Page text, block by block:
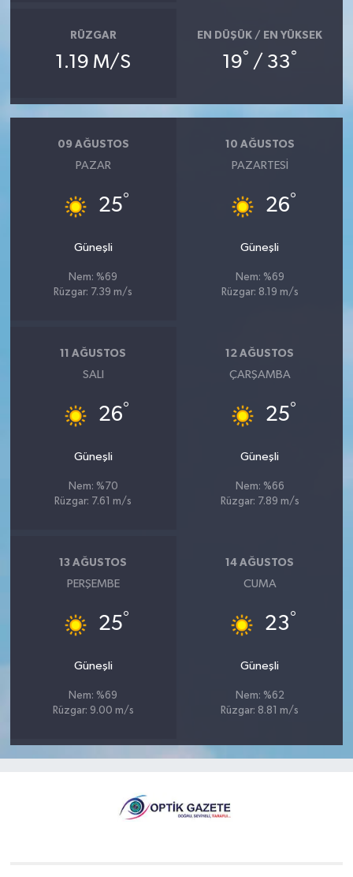
RÜZGAR
1.19 M/S
EN DÜŞÜK / EN YÜKSEK
19° / 33°
09 AĞUSTOS
PAZAR
25°
Güneşli
Nem: %69
Rüzgar: 7.39 m/s
10 AĞUSTOS
PAZARTESI
26°
Güneşli
Nem: %69
Rüzgar: 8.19 m/s
11 AĞUSTOS
SALI
26°
Güneşli
Nem: %70
Rüzgar: 7.61 m/s
12 AĞUSTOS
ÇARŞAMBA
25°
Güneşli
Nem: %66
Rüzgar: 7.89 m/s
13 AĞUSTOS
PERŞEMBE
25°
Güneşli
Nem: %69
Rüzgar: 9.00 m/s
14 AĞUSTOS
CUMA
23°
Güneşli
Nem: %62
Rüzgar: 8.81 m/s